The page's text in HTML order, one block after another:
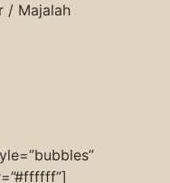
/ Majalah